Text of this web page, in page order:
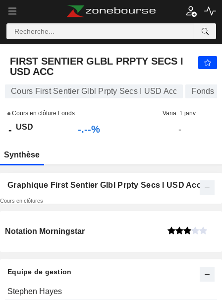
FIRST SENTIER GLBL PRPTY SECS I USD ACC - $ -
FIRST SENTIER GLBL PRPTY SECS I
USD ACC
Cours First Sentier Glbl Prpty Secs I USD Acc Fonds
Cours en clôture Fonds Varia. 1 janv.
- USD -.--% -
Synthèse
Graphique First Sentier Glbl Prpty Secs I USD Acc
Cours en clôtures
Notation Morningstar
Equipe de gestion
Nom Depuis
Stephen Hayes